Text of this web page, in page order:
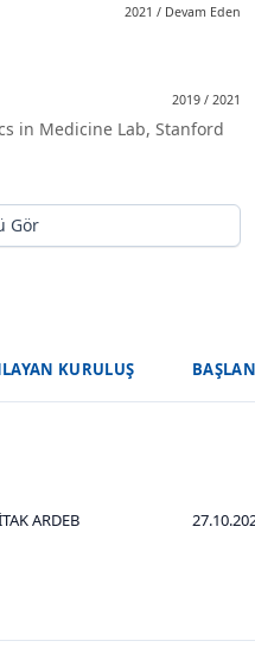
2021 / Devam Eden
2019 / 2021
in Medicine Lab, Stanford
Gör
KURULUŞ
ARDEB